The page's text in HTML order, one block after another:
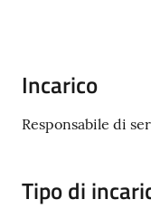
5x1000
line
Incarico
Responsabile di
Tipo di